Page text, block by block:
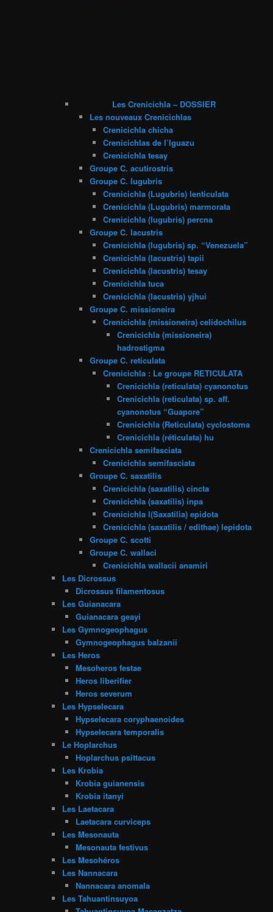
Les Crenicichla – DOSSIER
Les nouveaux Crenicichlas
Crenicichla chicha
Crenicichlas de l’Iguazu
Crenicichla tesay
Groupe C. acutirostris
Groupe C. lugubris
Crenicichla (Lugubris) lenticulata
Crenicichla (Lugubris) marmorata
Crenicichla (lugubris) percna
Groupe C. lacustris
Crenicichla (lugubris) sp. “Venezuela”
Crenicichla (lacustris) tapii
Crenicichla (lacustris) tesay
Crenicichla tuca
Crenicichla (lacustris) yjhui
Groupe C. missioneira
Crenicichla (missioneira) celidochilus
Crenicichla (missioneira)
hadrostigma
Groupe C. reticulata
Crenicichla : Le groupe RETICULATA
Crenicichla (reticulata) cyanonotus
Crenicichla (reticulata) sp. aff.
cyanonotus “Guapore”
Crenicichla (Reticulata) cyclostoma
Crenicichla (réticulata) hu
Crenicichla semifasciata
Crenicichla semifasciata
Groupe C. saxatilis
Crenicichla (saxatilis) cincta
Crenicichla (saxatilis) inpa
Crenicichla l(Saxatilia) epidota
Crenicichla (saxatilis / edithae) lepidota
Groupe C. scotti
Groupe C. wallaci
Crenicichla wallacii anamiri
Les Dicrossus
Dicrossus filamentosus
Les Guianacara
Guianacara geayi
Les Gymnogeophagus
Gymnogeophagus balzanii
Les Heros
Mesoheros festae
Heros liberifier
Heros severum
Les Hypselecara
Hypselecara coryphaenoides
Hypselecara temporalis
Le Hoplarchus
Hoplarchus psittacus
Les Krobia
Krobia guianensis
Krobia itanyi
Les Laetacara
Laetacara curviceps
Les Mesonauta
Mesonauta festivus
Les Mesohéros
Les Nannacara
Nannacara anomala
Les Tahuantinsuyoa